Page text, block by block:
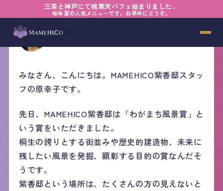
三茶と神戸にて桃寒天パフェ始まりました。
毎年夏の人気メニューです。お早めにどうぞ。
原 幸子
みなさん、こんにちは。MAMEHICO紫香邸スタッ
フの原幸子です。
先日、MAMEHICO紫香邸は「わがまち風景賞」と
いう賞をいただきました。
桐生の誇りとする街並みや歴史的建造物、未来に
残したい風景を発掘、顕彰する目的の賞なんだそ
うです。
紫香邸という場所は、たくさんの方の見えないと